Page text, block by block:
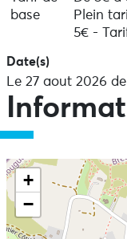
base
Plein
5€ -
Date(s)
Le 27 aout 2026
+
−